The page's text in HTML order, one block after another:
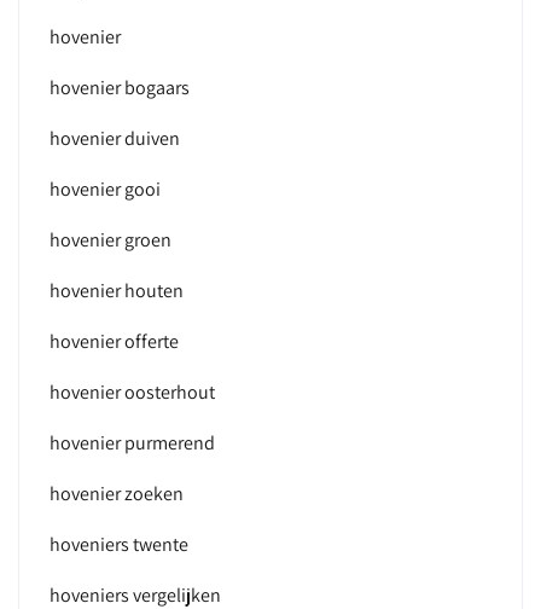
hovenier
hovenier bogaars
hovenier duiven
hovenier gooi
hovenier groen
hovenier houten
hovenier offerte
hovenier oosterhout
hovenier purmerend
hovenier zoeken
hoveniers twente
hoveniers vergelijken